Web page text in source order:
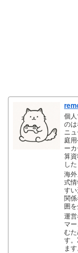
個
の
ニ
庭
ー
算
し
海
式
す
関
囲
運
マ
む
す
ます